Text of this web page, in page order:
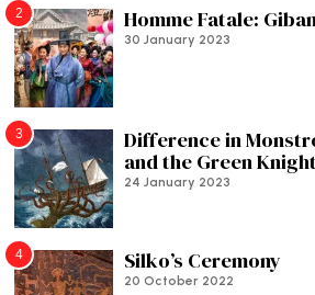
2 Homme Fatale:
30 January 2023
3
Difference in
and the Green Knight
24 January 2023
4 Silko’s Ceremony
20 October 2022